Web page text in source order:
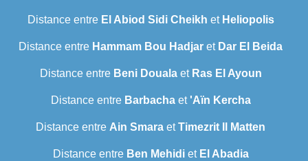
Distance entre El Abiod Sidi Cheikh et Heliopolis
Distance entre Hammam Bou Hadjar et Dar El Beida
Distance entre Beni Doualaet Ras El Ayoun
Distance entre Barbachaet 'Aïn Kercha
Distance entre Ain Smara etTimezrit Il Matten
Distance entre Ben Mehidiet El Abadia